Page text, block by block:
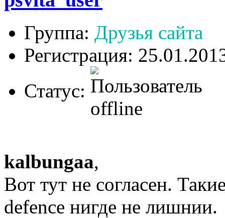
Группа: Друзья сайта
Регистрация:
Статус:
kalbungaa,
Вот тут не согласен.
defence нигде не лишнии.